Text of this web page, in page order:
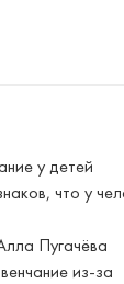
у детей
что у
Пугачёва
из-за